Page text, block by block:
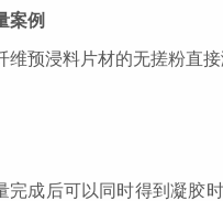
案例
维预浸料片材的无搓粉直
完成后可以同时得到凝胶